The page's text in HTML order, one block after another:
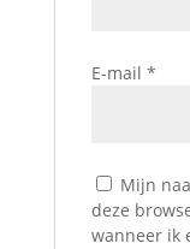
E-mail *
Mijn
deze
wanneer ik